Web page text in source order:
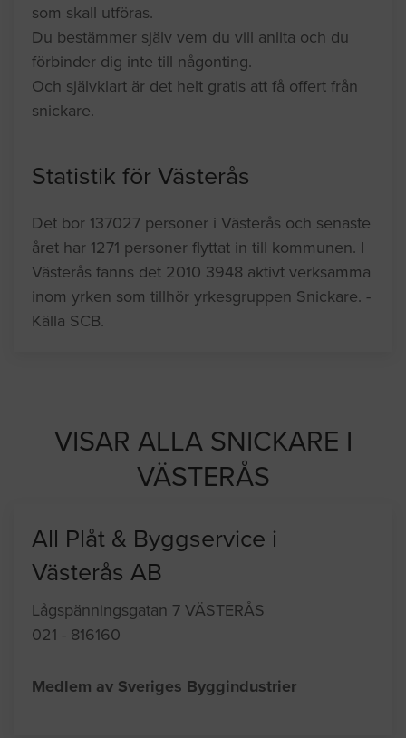
som skall utföras.
Du bestämmer själv vem du vill anlita och du
förbinder dig inte till någonting.
Och självklart är det helt gratis att få offert från
snickare.
Statistik för Västerås
Det bor 137027 personer i Västerås och senaste
året har 1271 personer flyttat in till kommunen. I
Västerås fanns det 2010 3948 aktivt verksamma
inom yrken som tillhör yrkesgruppen Snickare. -
Källa SCB.
VISAR ALLA SNICKARE I
VÄSTERÅS
All Plåt & Byggservice i
Västerås AB
Lågspänningsgatan 7 VÄSTERÅS
021 - 816160
Medlem av Sveriges Byggindustrier